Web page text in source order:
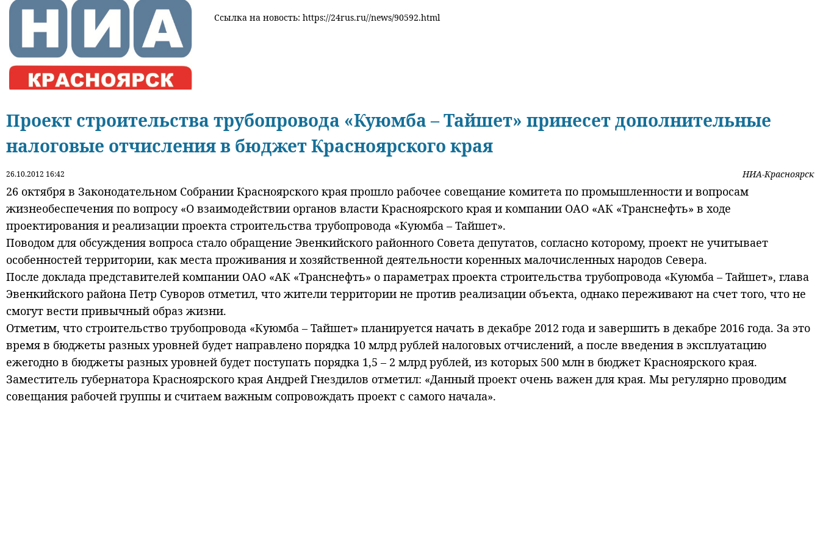
Ссылка на новость: https://24rus.ru//news/90592.html
Проект строительства трубопровода «Куюмба – Тайшет» принесет дополнительные
налоговые отчисления в бюджет Красноярского края
26.10.2012 16:42 НИА-Красноярск
26 октября в Законодательном Собрании Красноярского края прошло рабочее совещание комитета по промышленности и вопросам
жизнеобеспечения по вопросу «О взаимодействии органов власти Красноярского края и компании ОАО «АК «Транснефть» в ходе
проектирования и реализации проекта строительства трубопровода «Куюмба – Тайшет».
Поводом для обсуждения вопроса стало обращение Эвенкийского районного Совета депутатов, согласно которому, проект не учитывает
особенностей территории, как места проживания и хозяйственной деятельности коренных малочисленных народов Севера.
После доклада представителей компании ОАО «АК «Транснефть» о параметрах проекта строительства трубопровода «Куюмба – Тайшет», глава
Эвенкийского района Петр Суворов отметил, что жители территории не против реализации объекта, однако переживают на счет того, что не
смогут вести привычный образ жизни.
Отметим, что строительство трубопровода «Куюмба – Тайшет» планируется начать в декабре 2012 года и завершить в декабре 2016 года. За это
время в бюджеты разных уровней будет направлено порядка 10 млрд рублей налоговых отчислений, а после введения в эксплуатацию
ежегодно в бюджеты разных уровней будет поступать порядка 1,5 – 2 млрд рублей, из которых 500 млн в бюджет Красноярского края.
Заместитель губернатора Красноярского края Андрей Гнездилов отметил: «Данный проект очень важен для края. Мы регулярно проводим
совещания рабочей группы и считаем важным сопровождать проект с самого начала».